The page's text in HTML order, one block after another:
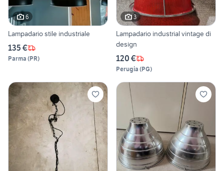
6
Lampadario stile industriale
135 €
Parma (PR)
3
Lampadario industrial vintage di
design
120 €
Perugia (PG)